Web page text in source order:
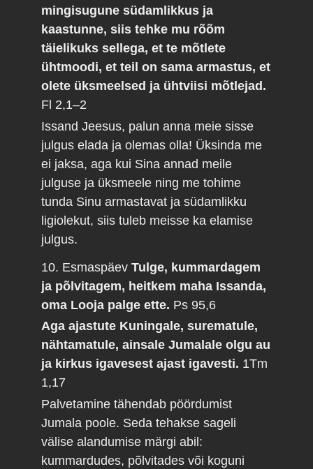
mingisugune südamlikkus ja
kaastunne, siis tehke mu rõõm
täielikuks sellega, et te mõtlete
ühtmoodi, et teil on sama armastus, et
olete üksmeelsed ja ühtviisi mõtlejad.
Fl 2,1–2
Issand Jeesus, palun anna meie sisse
julgus elada ja olemas olla! Üksinda me
ei jaksa, aga kui Sina annad meile
julguse ja üksmeele ning me tohime
tunda Sinu armastavat ja südamlikku
ligiolekut, siis tuleb meisse ka elamise
julgus.
10. EsmaspäevTulge, kummardagem
ja põlvitagem, heitkem maha Issanda,
oma Looja palge ette. Ps 95,6
Aga ajastute Kuningale, surematule,
nähtamatule, ainsale Jumalale olgu au
ja kirkus igavesest ajast igavesti. 1Tm
1,17
Palvetamine tähendab pöördumist
Jumala poole. Seda tehakse sageli
välise alandumise märgi abil:
kummardudes, põlvitades või koguni